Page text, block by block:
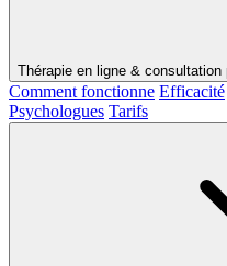
Thérapie en ligne & consultation
Comment fonctionne Efficacité
Psychologues Tarifs